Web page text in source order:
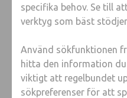
specifika behov. Se till
verktyg som bäst
Använd sökfunktionen
hitta den information du
viktigt att regelbundet
sökpreferenser för att